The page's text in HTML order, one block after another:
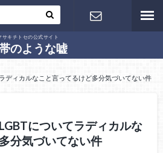
サキチトセの公式サイト
のような嘘
せ
ディカルなこと言ってるけど多分気づいてない件
についてラディカルな
分気づいてない件